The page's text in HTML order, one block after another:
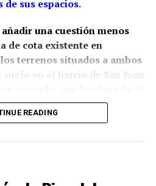
sus espacios.
una cuestión menos
de cota existente en
terrenos situados a ambos
en el barrio de San Juan
ha demostrado que
estaba presente desde la
modificaciones urbanas.
READING